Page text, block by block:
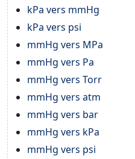
kPa vers mmHg
kPa vers psi
mmHg vers MPa
mmHg vers Pa
mmHg vers Torr
mmHg vers atm
mmHg vers bar
mmHg vers kPa
mmHg vers psi